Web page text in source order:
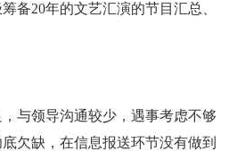
备20年的文艺汇演的节目汇总、
与领导沟通较少，遇事考虑不够
欠缺，在信息报送环节没有做到